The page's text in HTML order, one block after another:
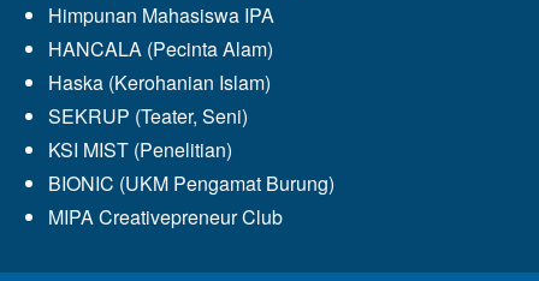
Himpunan Mahasiswa IPA
HANCALA (Pecinta Alam)
Haska (Kerohanian Islam)
SEKRUP (Teater, Seni)
KSI MIST (Penelitian)
BIONIC (UKM Pengamat Burung)
MIPA Creativepreneur Club